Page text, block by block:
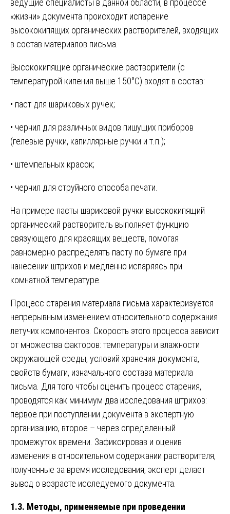
ведущие специалисты в данной области, в процессе
«жизни» документа происходит испарение
высококипящих органических растворителей, входящих
в состав материалов письма.
Высококипящие органические растворители (с
температурой кипения выше 150°С) входят в состав:
• паст для шариковых ручек;
• чернил для различных видов пишущих приборов
(гелевые ручки, капиллярные ручки и т.п.);
• штемпельных красок;
• чернил для струйного способа печати.
На примере пасты шариковой ручки высококипящий
органический растворитель выполняет функцию
связующего для красящих веществ, помогая
равномерно распределять пасту по бумаге при
нанесении штрихов и медленно испаряясь при
комнатной температуре.
Процесс старения материала письма характеризуется
непрерывным изменением относительного содержания
летучих компонентов. Скорость этого процесса зависит
от множества факторов: температуры и влажности
окружающей среды, условий хранения документа,
свойств бумаги, изначального состава материала
письма. Для того чтобы оценить процесс старения,
проводятся как минимум два исследования штрихов:
первое при поступлении документа в экспертную
организацию, второе – через определенный
промежуток времени. Зафиксировав и оценив
изменения в относительном содержании растворителя,
полученные за время исследования, эксперт делает
вывод о возрасте исследуемого документа.
1.3. Методы, применяемые при проведении